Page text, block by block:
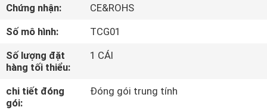
VỀ
CHÚNG
TÔI
Chứng nhận:
CE&ROHS
Số mô hình:
TCG01
Số lượng đặt
hàng tối thiểu:
1 CÁI
chi tiết đóng
gói:
Đóng gói trung tính